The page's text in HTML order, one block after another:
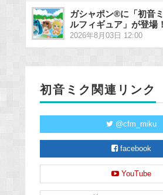
ガシャポン®に「初音
ルフィギュア」が登場！
2026年8月03日 12:00
初音ミク関連リンク
@cfm_miku
facebook
YouTube